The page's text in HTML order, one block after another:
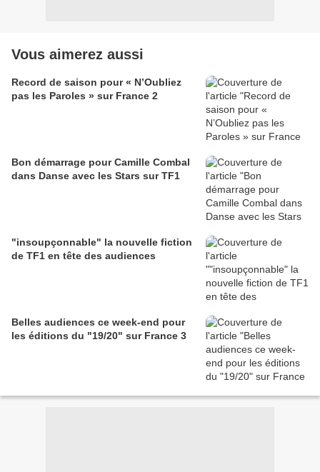
Vous aimerez aussi
Record de saison pour « N’Oubliez
pas les Paroles » sur France 2
Bon démarrage pour Camille Combal
dans Danse avec les Stars sur TF1
"insoupçonnable" la nouvelle fiction
de TF1 en tête des audiences
Belles audiences ce week-end pour
les éditions du "19/20" sur France 3